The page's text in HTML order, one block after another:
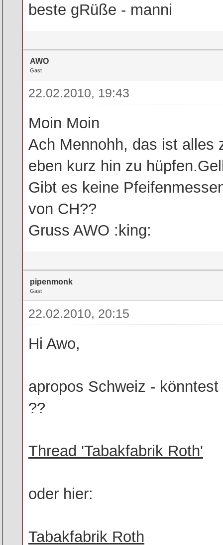
beste gRüße - manni
AWO
Gast
22.02.2010, 19:43
Moin Moin
Ach Mennohh, das ist alles
eben kurz hin zu
Gibt es keine
von CH??
Gruss AWO :king:
pipenmonk
Gast
22.02.2010, 20:15
Hi Awo,
apropos Schweiz -
??
Thread 'Tabakfabrik Roth'
oder hier:
Tabakfabrik Roth